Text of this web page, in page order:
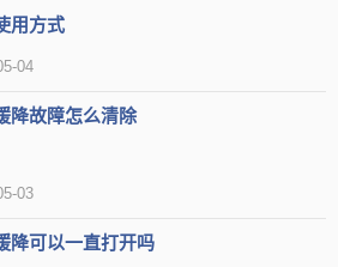
合发动机制动和ESP、ABS系统的共同作
后，变速箱维持在1档转速，车辆利用发动
用方式
04
降故障怎么清除
03
降可以一直打开吗